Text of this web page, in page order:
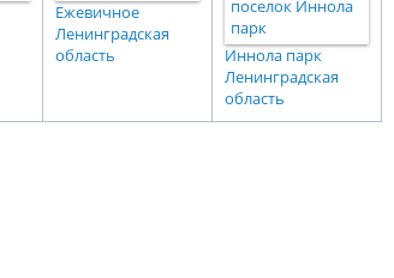
Ежевичное
Ленинградская
область
Иннола парк
Ленинградская
область